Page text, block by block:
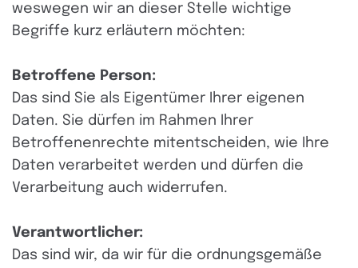
weswegen wir an dieser Stelle wichtige
Begriffe kurz erläutern möchten:
Betroffene Person:
Das sind Sie als Eigentümer Ihrer eigenen
Daten. Sie dürfen im Rahmen Ihrer
Betroffenenrechte mitentscheiden, wie Ihre
Daten verarbeitet werden und dürfen die
Verarbeitung auch widerrufen.
Verantwortlicher:
Das sind wir, da wir für die ordnungsgemäße